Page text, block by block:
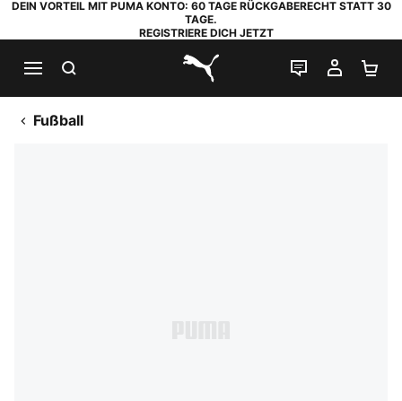
DEIN VORTEIL MIT PUMA KONTO: 60 TAGE RÜCKGABERECHT STATT 30
TAGE.
REGISTRIERE DICH JETZT
PUMA.com
LIVE-CHAT
MEIN
Fußball